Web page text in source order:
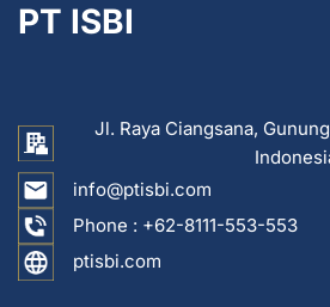
PT ISBI
Jl. Raya Ciangsana,
info@ptisbi.com
Phone : +62-8111-553-553
ptisbi.com